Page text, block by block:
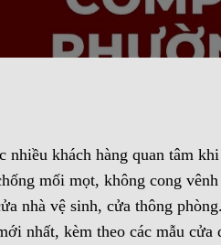
nhiều khách hàng quan tâm
mối mọt, không cong vênh
nhà vệ sinh, cửa thông
nhất, kèm theo các mẫu